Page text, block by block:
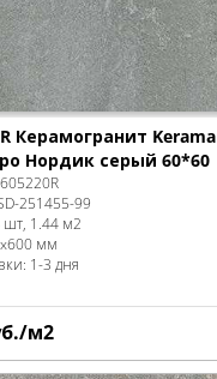
Керамогранит Kerama
Нордик серый 60*60
251455-99
шт, 1.44 м2
мм
1-3 дня
/м2